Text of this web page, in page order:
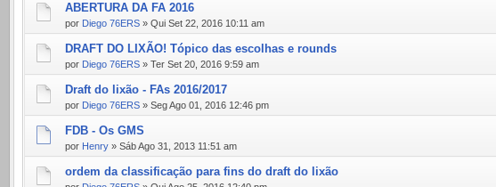
ABERTURA DA FA 2016
por Diego 76ERS » Qui Set 22, 2016 10:11 am
DRAFT DO LIXÃO! Tópico das escolhas e rounds
por Diego 76ERS » Ter Set 20, 2016 9:59 am
Draft do lixão - FAs 2016/2017
por Diego 76ERS » Seg Ago 01, 2016 12:46 pm
FDB - Os GMS
por Henry » Sáb Ago 31, 2013 11:51 am
ordem da classificação para fins do draft do lixão